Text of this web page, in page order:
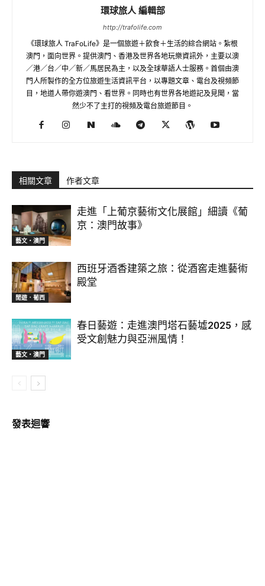
環球旅人 編輯部
http://trafolife.com
《環球旅人 TraFoLife》是一個旅遊＋飲食＋生活的綜合網站。紮根
澳門，面向世界。提供澳門、香港及世界各地玩樂資訊外，主要以澳
／港／台／中／新／馬居民為主，以及全球華語人士服務。首個由澳
門人所製作的全方位旅遊生活資訊平台，以專題文章、電台及視頻節
目，地道人帶你遊澳門、看世界。同時也有世界各地遊記及見聞，當
然少不了主打的視頻及電台旅遊節目。
相關文章 作者文章
藝文‧澳門
走進「上葡京藝術文化展館」細讀《葡
京：澳門故事》
閒遊．葡西
西班牙酒香建築之旅：從酒窖走進藝術
殿堂
藝文‧澳門
春日藝遊：走進澳門塔石藝墟2025，感
受文創魅力與亞洲風情！
發表迴響